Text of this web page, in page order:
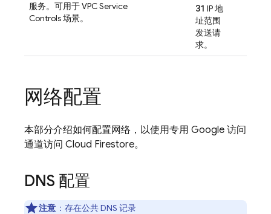
服务。可用于 VPC Service
Controls 场景。
31 IP 地
址范围
发送请
求。
网络配置
本部分介绍如何配置网络，以使用专用 Google 访问
通道访问 Cloud Firestore。
DNS 配置
注意 ： 存在公共 DNS 记录